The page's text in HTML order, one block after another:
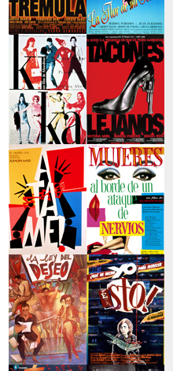
>Carne trémula
>La flor de mi
secreto
>Kika >Tacones lejanos
>Átame
>Mujeres al borde
de un...